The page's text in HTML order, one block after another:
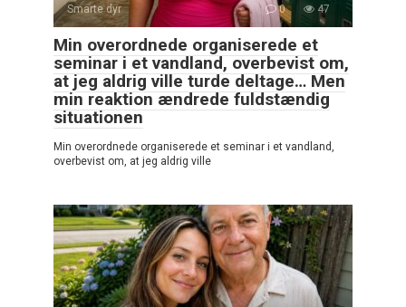
Smarte dyr 0 47
Min overordnede organiserede et
seminar i et vandland, overbevist om,
at jeg aldrig ville turde deltage… Men
min reaktion ændrede fuldstændig
situationen
Min overordnede organiserede et seminar i et vandland,
overbevist om, at jeg aldrig ville